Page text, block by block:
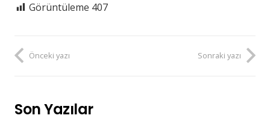
Görüntüleme 407
Önceki yazı Sonraki yazı
Son Yazılar